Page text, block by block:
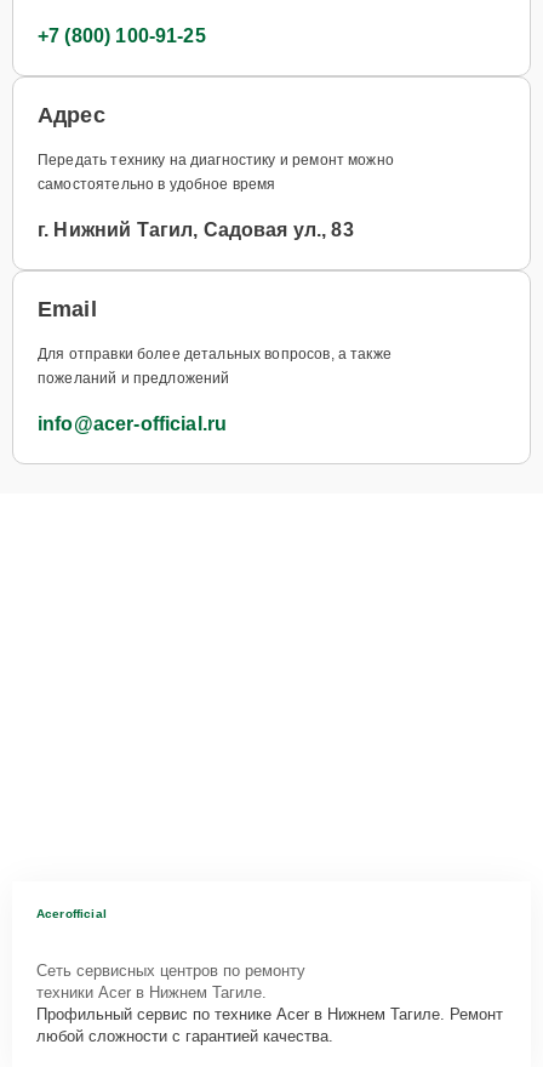
+7 (800) 100-91-25
Адрес
Передать технику на диагностику и ремонт можно
самостоятельно в удобное время
г. Нижний Тагил, Садовая ул., 83
Email
Для отправки более детальных вопросов, а также
пожеланий и предложений
info@acer-official.ru
Acerofficial
Сеть сервисных центров по ремонту
техники Acer в Нижнем Тагиле.
Профильный сервис по технике Acer в Нижнем Тагиле. Ремонт
любой сложности с гарантией качества.